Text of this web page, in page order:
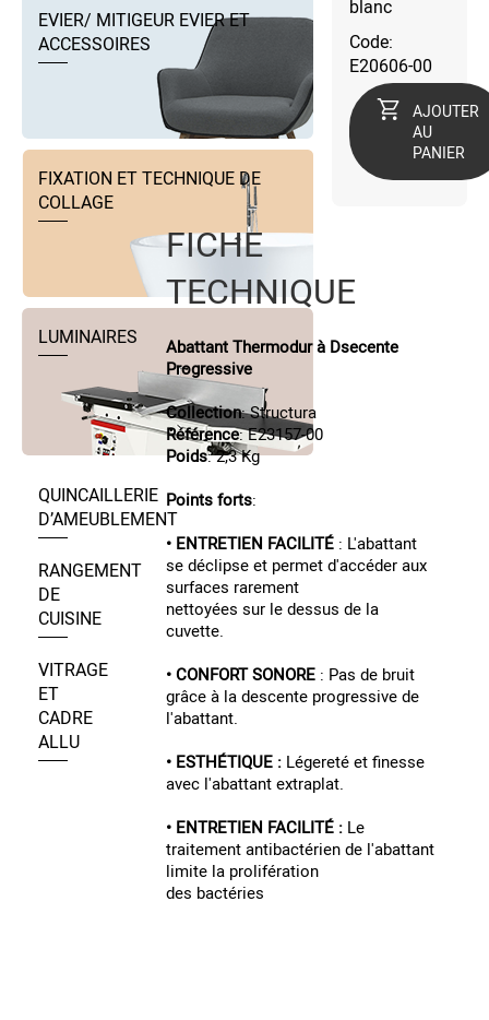
EVIER/ MITIGEUR EVIER ET
ACCESSOIRES
FIXATION ET TECHNIQUE DE
COLLAGE
LUMINAIRES
QUINCAILLERIE
D’AMEUBLEMENT
RANGEMENT
DE
CUISINE
VITRAGE
ET
CADRE
ALLU
blanc
Code:
E20606-00
AJOUTER
AU
PANIER
FICHE
TECHNIQUE
Abattant Thermodur à Dsecente
Progressive
Collection: Structura
Référence: E23157-00
Poids: 2,3 Kg
Points forts:
• ENTRETIEN FACILITÉ : L'abattant
se déclipse et permet d'accéder aux
surfaces rarement
nettoyées sur le dessus de la
cuvette.
• CONFORT SONORE : Pas de bruit
grâce à la descente progressive de
l'abattant.
• ESTHÉTIQUE :Légereté et finesse
avec l'abattant extraplat.
• ENTRETIEN FACILITÉ :Le
traitement antibactérien de l'abattant
limite la prolifération
des bactéries